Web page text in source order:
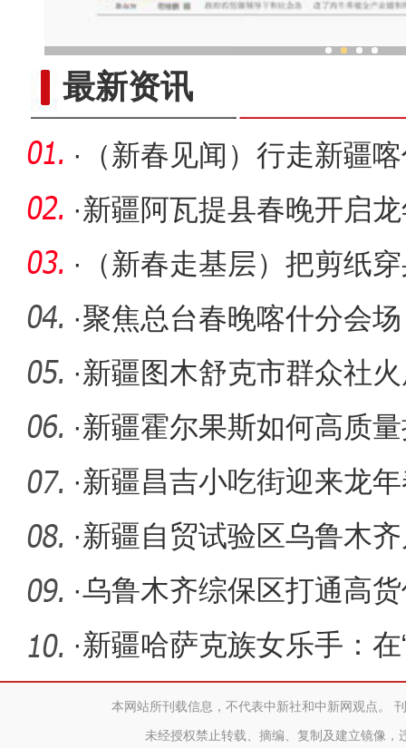
最新资讯
·
（新春见闻）行走新疆
·新疆阿瓦提县春晚开启
·
（新春走基层）把剪纸
在新疆展
·聚焦总台春晚喀什分会
新春礼
·新疆图木舒克市群众社
·新疆霍尔果斯如何高质
——访新
·新疆昌吉小吃街迎来龙
·新疆自贸试验区乌鲁木
引入首家
·乌鲁木齐综保区打通高
易通道
·新疆哈萨克族女乐手：
本网站所刊载信息，不代表中新社和中新网观点。
未经授权禁止转载、摘编、复制及建立镜像，